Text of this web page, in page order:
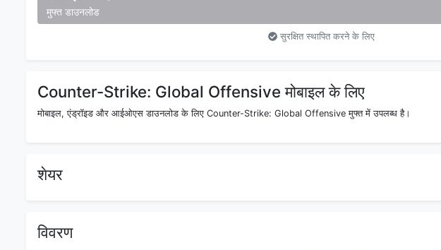
मुफ्त डाउनलोड
सुरक्षित स्थापित करने के लिए
Counter-Strike: Global Offensive मोबाइल के लिए
मोबाइल, एंड्रॉइड और आईओएस डाउनलोड के लिए Counter-Strike: Global Offensive मुफ्त में उपलब्ध है।
शेयर
विवरण